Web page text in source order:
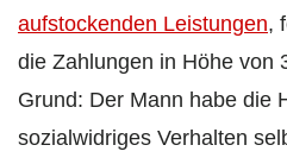
aufstockenden Leistungen,
die Zahlungen in Höhe von
Grund: Der Mann habe die
sozialwidriges Verhalten